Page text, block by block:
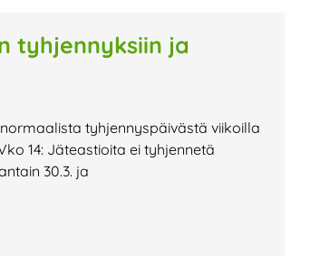
tyhjennyksiin ja
tyhjennyspäivästä viikoilla
14: Jäteastioita ei tyhjennetä
30.3. ja